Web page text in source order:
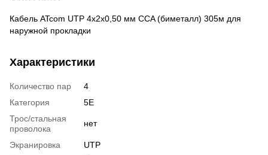
Кабель ATcom UTP 4x2x0,50 мм CCA (биметалл) 305м для
наружной прокладки
Характеристики
Количество пар
4
Категория
5E
Трос/стальная
проволока
нет
Экранировка
UTP